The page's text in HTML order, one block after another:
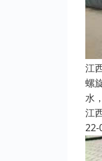
江
螺
水
江
22-